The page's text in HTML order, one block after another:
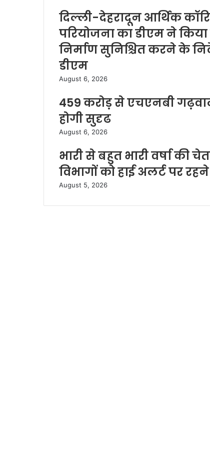
दिल्ली-देहरादून आर्थिक
परियोजना का डीएम ने
निर्माण सुनिश्चित करने के
डीएम
August 6, 2026
459 करोड़ से एचएनबी
होगी सुदृढ
August 6, 2026
भारी से बहुत भारी वर्षा की
विभागों को हाई अलर्ट पर
August 5, 2026